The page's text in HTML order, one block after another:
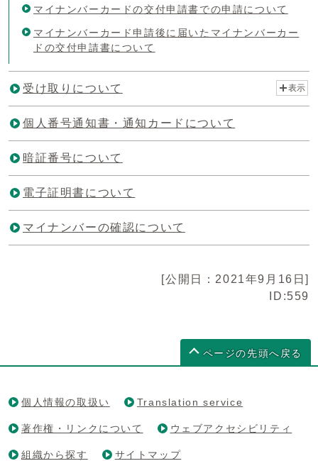
マイナンバーカードの交付申請書での申請について
マイナンバーカード申請後に届いたマイナンバーカー
ドの交付申請書について
受け取りについて 表示
個人番号通知書・通知カードについて
暗証番号について
電子証明書について
マイナンバーの確認について
[公開日：2021年9月16日]
ID:559
ページの先頭へ戻る
個人情報の取扱い Translation service
著作権・リンクについて ウェブアクセシビリティ
組織から探す サイトマップ